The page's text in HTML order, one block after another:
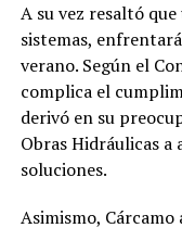
A su vez resaltó
sistemas,
verano. Según el
complica el
derivó en su
Obras Hidráulicas
soluciones.
Asimismo,